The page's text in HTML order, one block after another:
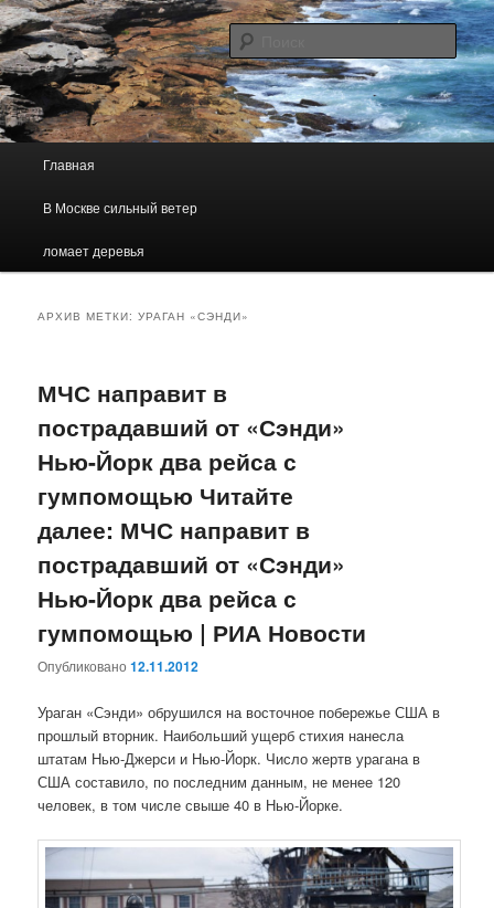
Погода В Москве
Погодно — географический, образовательный сайт
Перейти к основному содержимому
Перейти к дополнительному содержимому
Главная
В Москве сильный ветер
ломает деревья
АРХИВ МЕТКИ:УРАГАН «СЭНДИ»
МЧС направит в
пострадавший от «Сэнди»
Нью-Йорк два рейса с
гумпомощью Читайте
далее: МЧС направит в
пострадавший от «Сэнди»
Нью-Йорк два рейса с
гумпомощью | РИА Новости
Опубликовано12.11.2012
Ураган «Сэнди» обрушился на восточное побережье США в
прошлый вторник. Наибольший ущерб стихия нанесла
штатам Нью-Джерси и Нью-Йорк. Число жертв урагана в
США составило, по последним данным, не менее 120
человек, в том числе свыше 40 в Нью-Йорке.